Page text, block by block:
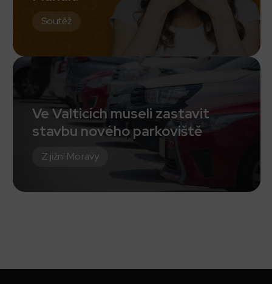
Soutěž
Ve Valticích museli zastavit
stavbu nového parkoviště
Z jižní Moravy